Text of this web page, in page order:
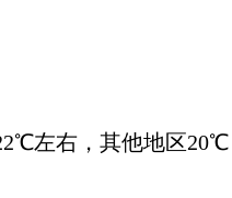
左右，其他地区20℃